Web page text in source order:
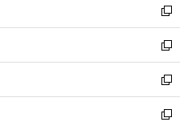
ド
ウ
で
開
く
ィ
ン
ド
ウ
で
開
く
い
ウ
ィ
ン
ド
ウ
で
新
し
い
ウ
ィ
ン
ド
新
し
い
ウ
ィ
新
し
い
新